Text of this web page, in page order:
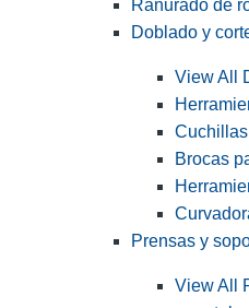
Ranurado de
Doblado y
View All
Brocas
Prensas y
View All